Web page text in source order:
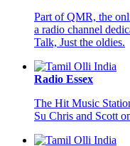
Part of QMR, the
a radio channel
Talk, Just the oldies.
Radio Essex
The Hit Music
Su Chris and Scott